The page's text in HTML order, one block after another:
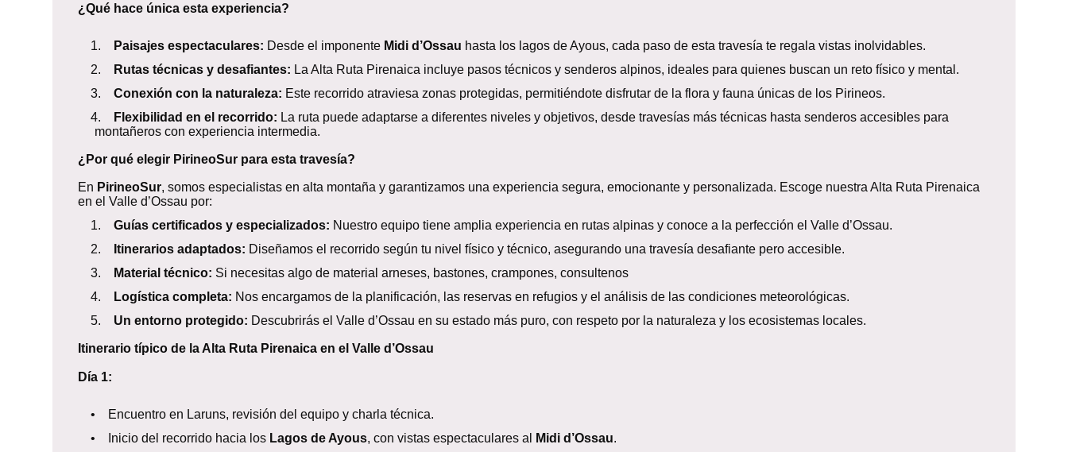
¿Qué hace única esta experiencia?
1. Paisajes espectaculares: Desde el imponente Midi d’Ossau hasta los lagos de Ayous, cada paso de esta travesía te regala vistas inolvidables.
2.
Rutas técnicas y desafiantes: La Alta Ruta Pirenaica incluye pasos técnicos y senderos alpinos, ideales para quienes buscan un reto físico y mental.
3. Conexión con la naturaleza: Este recorrido atraviesa zonas protegidas, permitiéndote disfrutar de la flora y fauna únicas de los Pirineos.
4.
Flexibilidad en el recorrido: La ruta puede adaptarse a diferentes niveles y objetivos, desde travesías más técnicas hasta senderos accesibles para
montañeros con experiencia intermedia.
¿Por qué elegir PirineoSur para esta travesía?
En PirineoSur, somos especialistas en alta montaña y garantizamos una experiencia segura, emocionante y personalizada. Escoge nuestra Alta Ruta Pirenaica
en el Valle d’Ossau por:
1. Guías certificados y especializados: Nuestro equipo tiene amplia experiencia en rutas alpinas y conoce a la perfección el Valle d’Ossau.
2.
Itinerarios adaptados: Diseñamos el recorrido según tu nivel físico y técnico, asegurando una travesía desafiante pero accesible.
3.
Material técnico: Si necesitas algo de material arneses, bastones, crampones, consultenos
4.
Logística completa: Nos encargamos de la planificación, las reservas en refugios y el análisis de las condiciones meteorológicas.
5. Un entorno protegido: Descubrirás el Valle d’Ossau en su estado más puro, con respeto por la naturaleza y los ecosistemas locales.
Itinerario típico de la Alta Ruta Pirenaica en el Valle d’Ossau
Día 1:
• Encuentro en Laruns, revisión del equipo y charla técnica.
• Inicio del recorrido hacia los Lagos de Ayous, con vistas espectaculares al Midi d’Ossau.